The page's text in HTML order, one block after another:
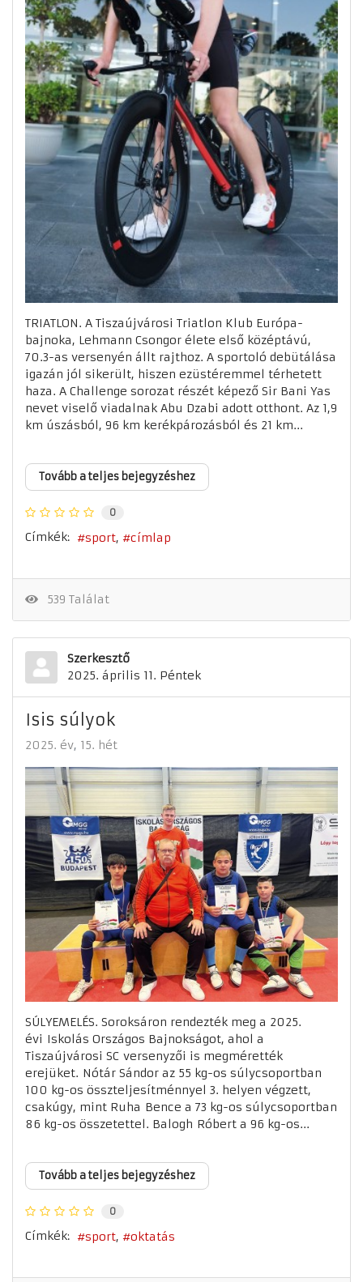
TRIATLON. A Tiszaújvárosi Triatlon Klub Európa-
bajnoka, Lehmann Csongor élete első középtávú,
70.3-as versenyén állt rajthoz. A sportoló debütálása
igazán jól sikerült, hiszen ezüstéremmel térhetett
haza. A Challenge sorozat részét képező Sir Bani Yas
nevet viselő viadalnak Abu Dzabi adott otthont. Az 1,9
km úszásból, 96 km kerékpározásból és 21 km...
Tovább a teljes bejegyzéshez
0
Címkék: sport címlap
539 Találat
Szerkesztő
2025. április 11. Péntek
Isis súlyok
2025. év 15. hét
SÚLYEMELÉS. Soroksáron rendezték meg a 2025.
évi Iskolás Országos Bajnokságot, ahol a
Tiszaújvárosi SC versenyzői is megmérették
erejüket. Nótár Sándor az 55 kg-os súlycsoportban
100 kg-os összteljesítménnyel 3. helyen végzett,
csakúgy, mint Ruha Bence a 73 kg-os súlycsoportban
86 kg-os összetettel. Balogh Róbert a 96 kg-os...
Tovább a teljes bejegyzéshez
0
Címkék: sport oktatás